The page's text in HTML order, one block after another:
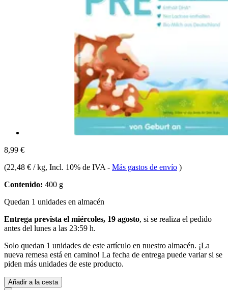
8,99 €
(22,48 € / kg, Incl. 10% de IVA - Más gastos de envío )
Contenido: 400 g
Quedan 1 unidades en almacén
Entrega prevista el miércoles, 19 agosto, si se realiza el pedido
antes del lunes a las 23:59 h.
Solo quedan 1 unidades de este artículo en nuestro almacén. ¡La
nueva remesa está en camino! La fecha de entrega puede variar si se
piden más unidades de este producto.
Añadir a la cesta